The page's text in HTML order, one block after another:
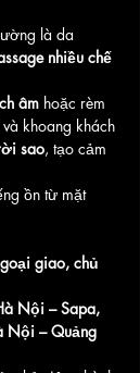
là da
nhiều chế
âm hoặc rèm
khoang khách
sao, tạo cảm
ồn từ mặt
giao, chủ
Nội – Sapa,
Nội – Quảng